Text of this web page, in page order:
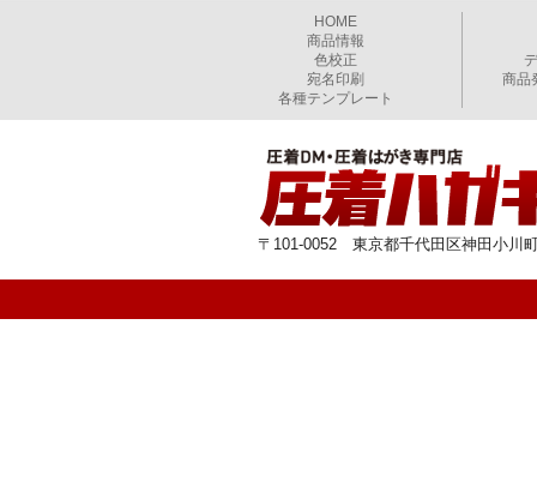
HOME
商品情報
色校正
宛名印刷
各種テンプレート
商品
〒101-0052 東京都千代田区神田小川